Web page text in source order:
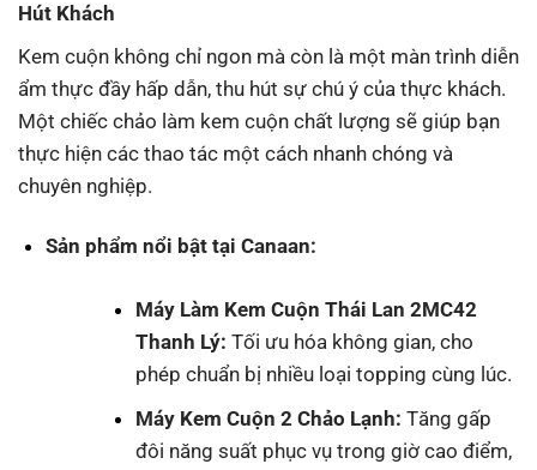
Hút Khách
Kem cuộn không chỉ ngon mà còn là một màn trình diễn
ẩm thực đầy hấp dẫn, thu hút sự chú ý của thực khách.
Một chiếc chảo làm kem cuộn chất lượng sẽ giúp bạn
thực hiện các thao tác một cách nhanh chóng và
chuyên nghiệp.
Sản phẩm nổi bật tại Canaan:
Máy Làm Kem Cuộn Thái Lan 2MC42
Thanh Lý: Tối ưu hóa không gian, cho
phép chuẩn bị nhiều loại topping cùng lúc.
Máy Kem Cuộn 2 Chảo Lạnh: Tăng gấp
đôi năng suất phục vụ trong giờ cao điểm,